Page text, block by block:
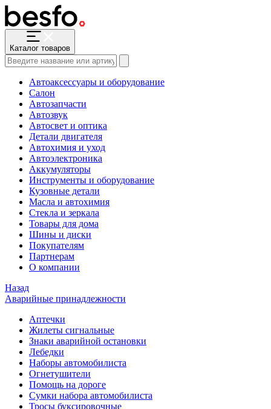
Каталог товаров
Автоаксессуары и оборудование
Салон
Автозапчасти
Автозвук
Автосвет и оптика
Детали двигателя
Автохимия и уход
Автоэлектроника
Аккумуляторы
Инструменты и оборудование
Кузовные детали
Масла и автохимия
Стекла и зеркала
Товары для дома
Шины и диски
Покупателям
Партнерам
О компании
Назад
Аварийные принадлежности
Аптечки
Жилеты сигнальные
Знаки аварийной остановки
Лебедки
Наборы автомобилиста
Огнетушители
Помощь на дороге
Сумки набора автомобилиста
Тросы буксировочные